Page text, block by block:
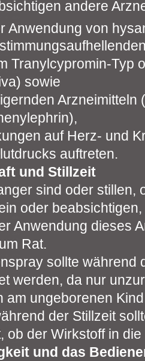
andere
Anwendung von
Tranylcypromin-Typ
sowie
Arzneimitteln
auf Herz- und
auftreten.
und Stillzeit
sind oder stillen,
oder
Anwendung dieses
Rat.
sollte während
werden, da nur
am ungeborenen
der Stillzeit
ob der Wirkstoff in
und das